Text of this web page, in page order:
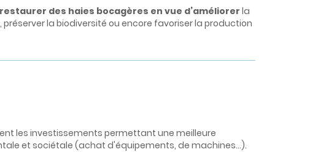
des haies bocagères en vue d’améliorer la
préserver la biodiversité ou encore favoriser la production
les investissements permettant une meilleure
et sociétale (achat d'équipements, de machines...).